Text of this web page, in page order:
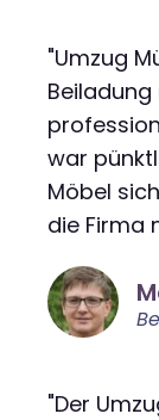
"Umzug
war
Möbel
die Firma
"Der